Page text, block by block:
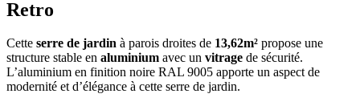
Retro
Cette serre de jardin à parois droites de 13,62m² propose une
structure stable en aluminium avec un vitrage de sécurité.
L’aluminium en finition noire RAL 9005 apporte un aspect de
modernité et d’élégance à cette serre de jardin.